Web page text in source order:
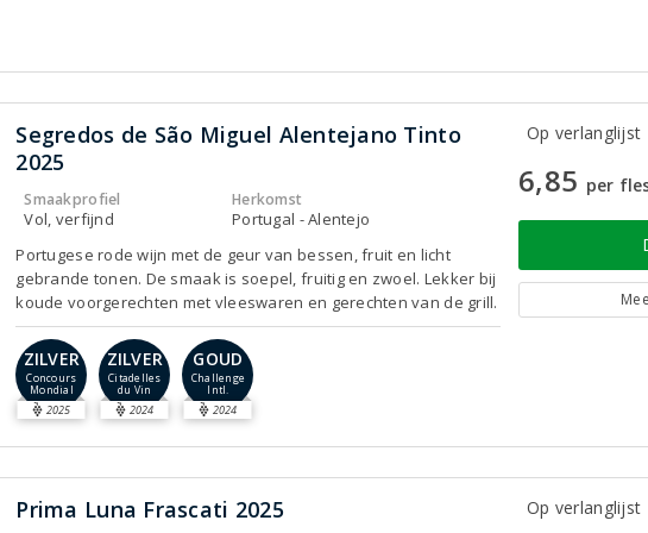
Segredos de São Miguel Alentejano Tinto
2025
Smaakprofiel
Vol, verfijnd
Herkomst
Portugal - Alentejo
Portugese rode wijn met de geur van bessen, fruit en licht
gebrande tonen. De smaak is soepel, fruitig en zwoel. Lekker bij
koude voorgerechten met vleeswaren en gerechten van de grill.
ZILVER
Concours
Mondial
2025
ZILVER
Citadelles
du Vin
2024
GOUD
Challenge
Intl.
2024
Op verlanglijst
6,85 per
Prima Luna Frascati 2025 Op verlanglijst